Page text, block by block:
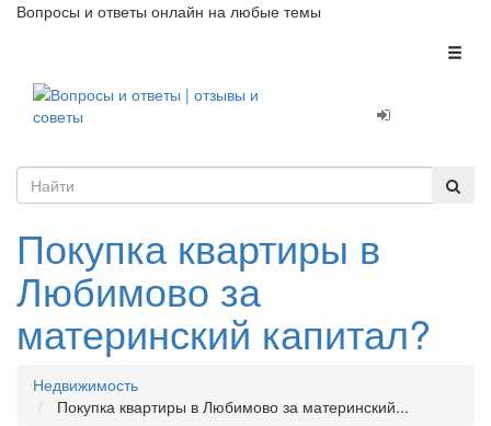
Вопросы и ответы онлайн на любые темы
Покупка квартиры в
Любимово за
материнский капитал?
Недвижимость
Покупка квартиры в Любимово за материнский...